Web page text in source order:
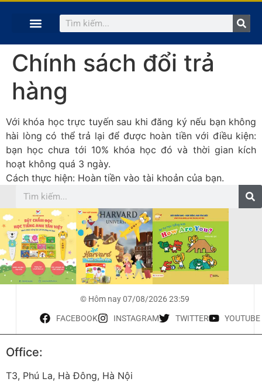
Chính sách đổi trả
hàng
Với khóa học trực tuyến sau khi đăng ký nếu bạn không
hài lòng có thể trả lại để được hoàn tiền với điều kiện:
bạn học chưa tới 10% khóa học đó và thời gian kích
hoạt không quá 3 ngày.
Cách thực hiện: Hoàn tiền vào tài khoản của bạn.
© Hôm nay 07/08/2026 23:59
FACEBOOK INSTAGRAM TWITTER YOUTUBE
Office:
T3, Phú La, Hà Đông, Hà Nội